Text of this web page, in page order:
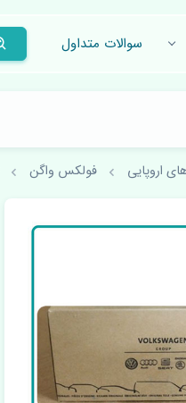
سوالات متداول
اروپایی فولکس واگن